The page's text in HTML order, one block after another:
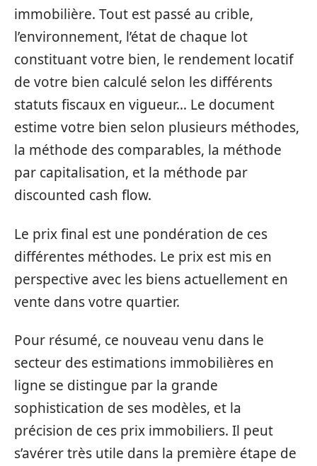
immobilière. Tout est passé au crible,
l’environnement, l’état de chaque lot
constituant votre bien, le rendement locatif
de votre bien calculé selon les différents
statuts fiscaux en vigueur… Le document
estime votre bien selon plusieurs méthodes,
la méthode des comparables, la méthode
par capitalisation, et la méthode par
discounted cash flow.
Le prix final est une pondération de ces
différentes méthodes. Le prix est mis en
perspective avec les biens actuellement en
vente dans votre quartier.
Pour résumé, ce nouveau venu dans le
secteur des estimations immobilières en
ligne se distingue par la grande
sophistication de ses modèles, et la
précision de ces prix immobiliers. Il peut
s’avérer très utile dans la première étape de